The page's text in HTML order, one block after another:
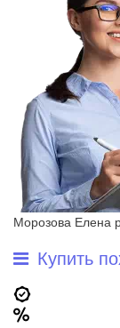
Морозова Елена
Купить